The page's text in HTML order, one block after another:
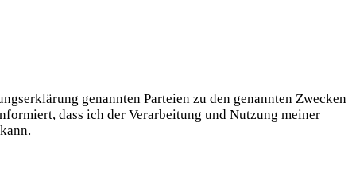
genannten Parteien zu den genannten Zwecken
dass ich der Verarbeitung und Nutzung meiner